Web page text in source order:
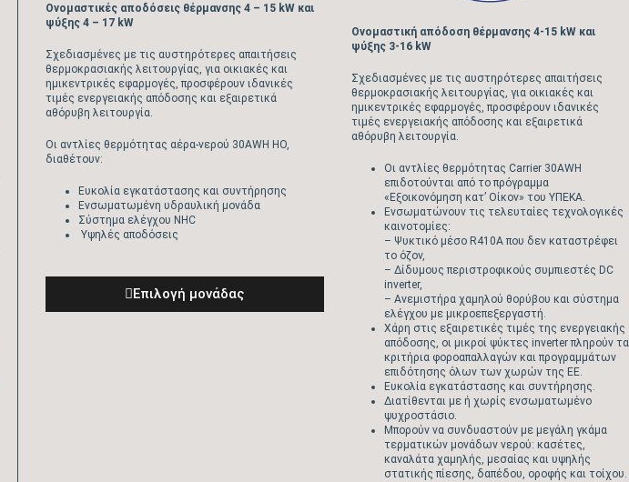
Ονομαστικές αποδόσεις θέρμανσης 4 – 15 kW και
ψύξης 4 – 17 kW
Σχεδιασμένες με τις αυστηρότερες απαιτήσεις
θερμοκρασιακής λειτουργίας, για οικιακές και
ημικεντρικές εφαρμογές, προσφέρουν ιδανικές
τιμές ενεργειακής απόδοσης και εξαιρετικά
αθόρυβη λειτουργία.
Οι αντλίες θερμότητας αέρα-νερού 30AWH HO,
διαθέτουν:
Ευκολία εγκατάστασης και συντήρησης
Ενσωματωμένη υδραυλική μονάδα
Σύστημα ελέγχου NHC
Υψηλές αποδόσεις
Eπιλογή μονάδας
Ονομαστική απόδοση θέρμανσης 4-15 kW και
ψύξης 3-16 kW
Σχεδιασμένες με τις αυστηρότερες απαιτήσεις
θερμοκρασιακής λειτουργίας, για οικιακές και
ημικεντρικές εφαρμογές, προσφέρουν ιδανικές
τιμές ενεργειακής απόδοσης και εξαιρετικά
αθόρυβη λειτουργία.
Οι αντλίες θερμότητας Carrier 30AWH
επιδοτούνται από το πρόγραμμα
«Εξοικονόμηση κατ’ Οίκον» του ΥΠΕΚΑ.
Ενσωματώνουν τις τελευταίες τεχνολογικές
καινοτομίες:
– Ψυκτικό μέσο R410A που δεν καταστρέφει
το όζον,
– Δίδυμους περιστροφικούς συμπιεστές DC
inverter,
– Ανεμιστήρα χαμηλού θορύβου και σύστημα
ελέγχου με μικροεπεξεργαστή.
Χάρη στις εξαιρετικές τιμές της ενεργειακής
απόδοσης, οι μικροί ψύκτες inverter πληρούν τα
κριτήρια φοροαπαλλαγών και προγραμμάτων
επιδότησης όλων των χωρών της ΕΕ.
Ευκολία εγκατάστασης και συντήρησης.
Διατίθενται με ή χωρίς ενσωματωμένο
ψυχροστάσιο.
Μπορούν να συνδυαστούν με μεγάλη γκάμα
τερματικών μονάδων νερού: κασέτες,
καναλάτα χαμηλής, μεσαίας και υψηλής
στατικής πίεσης, δαπέδου, οροφής και τοίχου.